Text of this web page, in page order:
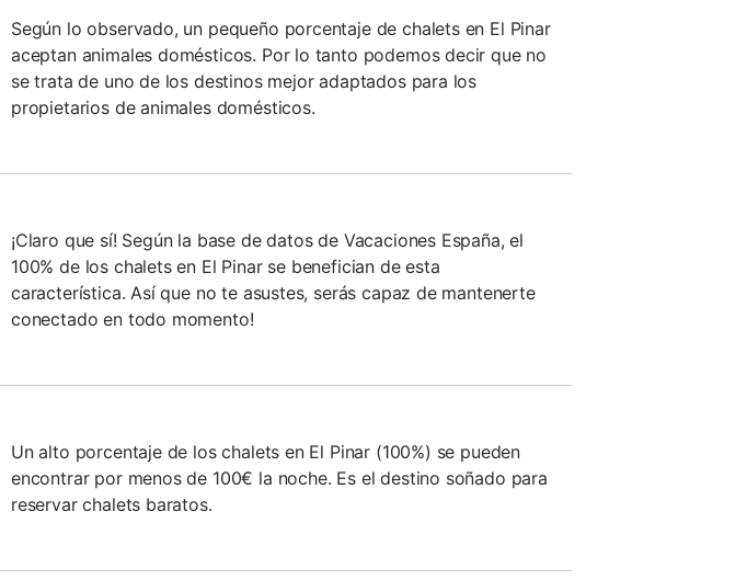
Según lo observado, un pequeño porcentaje de chalets en El Pinar
aceptan animales domésticos. Por lo tanto podemos decir que no
se trata de uno de los destinos mejor adaptados para los
propietarios de animales domésticos.
¡Claro que sí! Según la base de datos de Vacaciones España, el
100% de los chalets en El Pinar se benefician de esta
característica. Así que no te asustes, serás capaz de mantenerte
conectado en todo momento!
Un alto porcentaje de los chalets en El Pinar (100%) se pueden
encontrar por menos de 100€ la noche. Es el destino soñado para
reservar chalets baratos.